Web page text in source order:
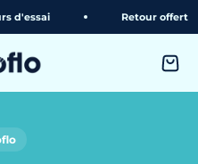
Retour offert